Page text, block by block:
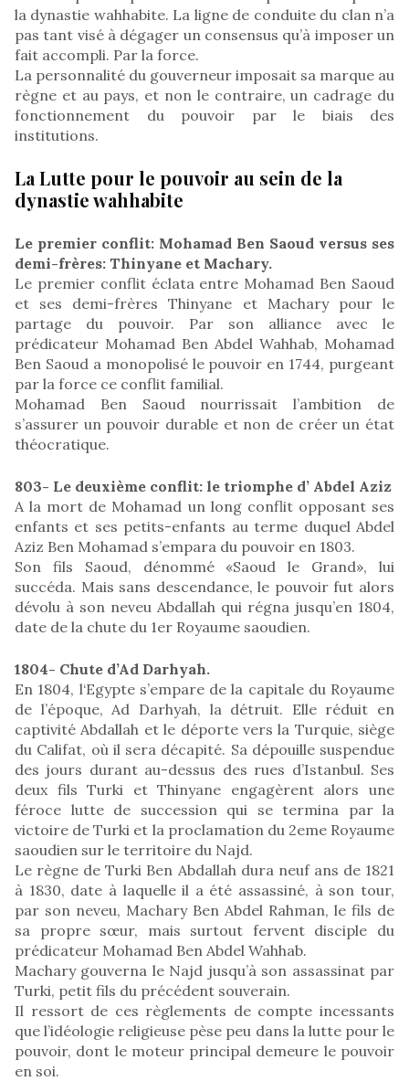
la dynastie wahhabite. La ligne de conduite du clan n’a
pas tant visé à dégager un consensus qu’à imposer un
fait accompli. Par la force.
La personnalité du gouverneur imposait sa marque au
règne et au pays, et non le contraire, un cadrage du
fonctionnement du pouvoir par le biais des
institutions.
La Lutte pour le pouvoir au sein de la
dynastie wahhabite
Le premier conflit: Mohamad Ben Saoud versus ses
demi-frères: Thinyane et Machary.
Le premier conflit éclata entre Mohamad Ben Saoud
et ses demi-frères Thinyane et Machary pour le
partage du pouvoir. Par son alliance avec le
prédicateur Mohamad Ben Abdel Wahhab, Mohamad
Ben Saoud a monopolisé le pouvoir en 1744, purgeant
par la force ce conflit familial.
Mohamad Ben Saoud nourrissait l’ambition de
s’assurer un pouvoir durable et non de créer un état
théocratique.
803- Le deuxième conflit: le triomphe d’ Abdel Aziz
A la mort de Mohamad un long conflit opposant ses
enfants et ses petits-enfants au terme duquel Abdel
Aziz Ben Mohamad s’empara du pouvoir en 1803.
Son fils Saoud, dénommé «Saoud le Grand», lui
succéda. Mais sans descendance, le pouvoir fut alors
dévolu à son neveu Abdallah qui régna jusqu’en 1804,
date de la chute du 1er Royaume saoudien.
1804- Chute d’Ad Darhyah.
En 1804, l‘Egypte s’empare de la capitale du Royaume
de l’époque, Ad Darhyah, la détruit. Elle réduit en
captivité Abdallah et le déporte vers la Turquie, siège
du Califat, où il sera décapité. Sa dépouille suspendue
des jours durant au-dessus des rues d’Istanbul. Ses
deux fils Turki et Thinyane engagèrent alors une
féroce lutte de succession qui se termina par la
victoire de Turki et la proclamation du 2eme Royaume
saoudien sur le territoire du Najd.
Le règne de Turki Ben Abdallah dura neuf ans de 1821
à 1830, date à laquelle il a été assassiné, à son tour,
par son neveu, Machary Ben Abdel Rahman, le fils de
sa propre sœur, mais surtout fervent disciple du
prédicateur Mohamad Ben Abdel Wahhab.
Machary gouverna le Najd jusqu’à son assassinat par
Turki, petit fils du précédent souverain.
Il ressort de ces règlements de compte incessants
que l’idéologie religieuse pèse peu dans la lutte pour le
pouvoir, dont le moteur principal demeure le pouvoir
en soi.